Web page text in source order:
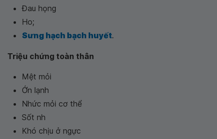
Đau họng
Ho;
Sưng hạch bạch huyết.
Triệu chứng toàn thân
Mệt mỏi
Ớn lạnh
Nhức mỏi cơ thể
Sốt nh
Khó chịu ở ngực